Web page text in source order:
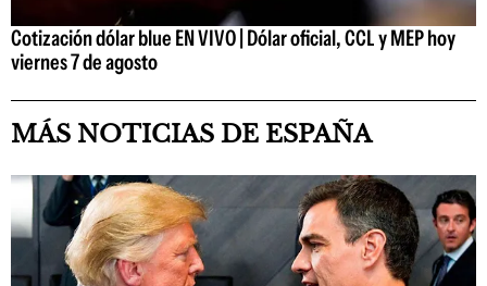
Cotización dólar blue EN VIVO | Dólar oficial, CCL y MEP hoy
viernes 7 de agosto
MÁS NOTICIAS DE ESPAÑA